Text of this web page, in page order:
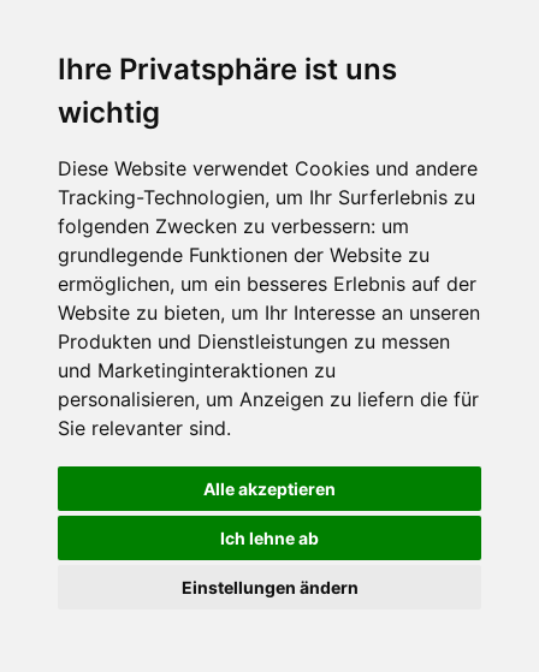
Ihre Privatsphäre ist uns
wichtig
Diese Website verwendet Cookies und andere
Tracking-Technologien, um Ihr Surferlebnis zu
folgenden Zwecken zu verbessern: um
grundlegende Funktionen der Website zu
ermöglichen, um ein besseres Erlebnis auf der
Website zu bieten, um Ihr Interesse an unseren
Produkten und Dienstleistungen zu messen
und Marketinginteraktionen zu
personalisieren, um Anzeigen zu liefern die für
Sie relevanter sind.
Alle akzeptieren
Ich lehne ab
Einstellungen ändern
SCHNEEHÖHEN SKI APP
Die Schneehoehen Ski APP für iOS und Android - Ein
Muss für alle Wintersportler und Schneefreaks!
Impressum
Datenschutz
Nutzungsbedingungen
Portale
FAQ Newsletter Mediadaten
©2026 Schneemenschen GmbH